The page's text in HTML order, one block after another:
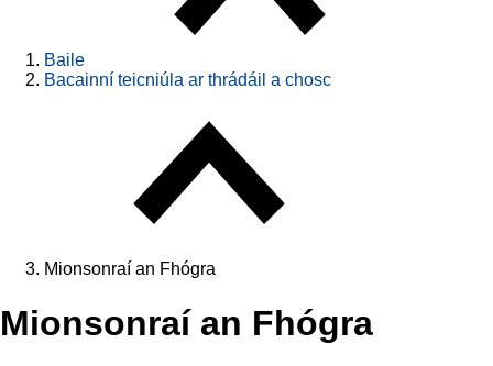
Baile
Bacainní teicniúla ar thrádáil a chosc
Mionsonraí an Fhógra
Mionsonraí an Fhógra